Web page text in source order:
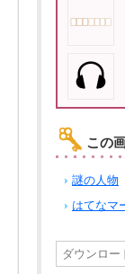
この
謎の人物
はてなマ